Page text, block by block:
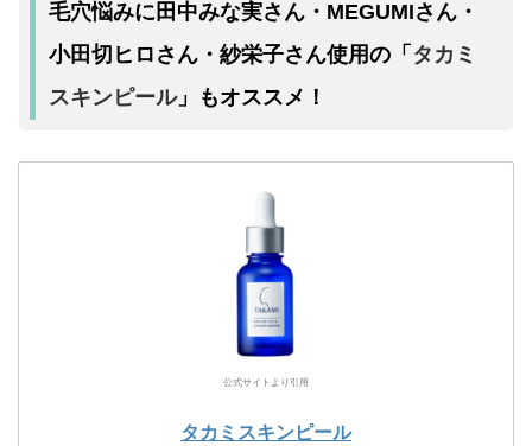
毛穴悩みに田中みな実さん・MEGUMIさん・
小田切ヒロさん・紗栄子さん使用の「 タカミ
スキンピール」もオススメ！
公式サイトより引用
タカミスキンピール